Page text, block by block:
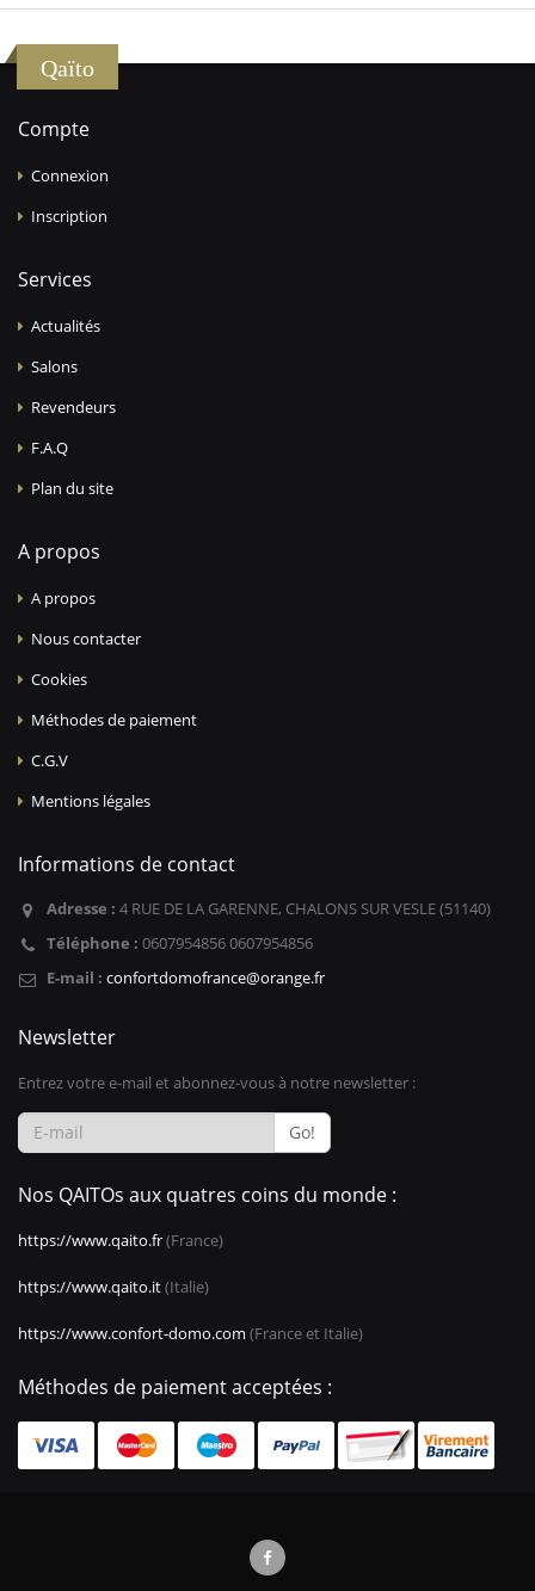
Qaïto
Compte
Connexion
Inscription
Services
Actualités
Salons
Revendeurs
F.A.Q
Plan du site
A propos
A propos
Nous contacter
Cookies
Méthodes de paiement
C.G.V
Mentions légales
Informations de contact
Adresse : 4 RUE DE LA GARENNE, CHALONS SUR VESLE (51140)
Téléphone : 0607954856 0607954856
E-mail : confortdomofrance@orange.fr
Newsletter
Entrez votre e-mail et abonnez-vous à notre newsletter :
Go!
Nos QAITOs aux quatres coins du monde :
https://www.qaito.fr(France)
https://www.qaito.it(Italie)
https://www.confort-domo.com (France et Italie)
Méthodes de paiement acceptées :